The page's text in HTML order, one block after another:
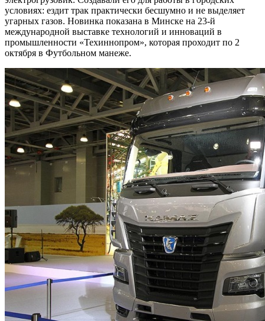
условиях: ездит трак практически бесшумно и не выделяет
угарных газов. Новинка показана в Минске на 23-й
международной выставке технологий и инноваций в
промышленности «Техиннопром», которая проходит по 2
октября в Футбольном манеже.